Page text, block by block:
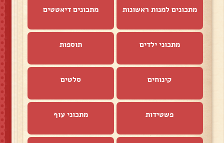
מתכונים למנות ראשונות מתכונים דיאטטים
מתכוני ילדים תוספות
קינוחים סלטים
פשטידות מתכוני עוף